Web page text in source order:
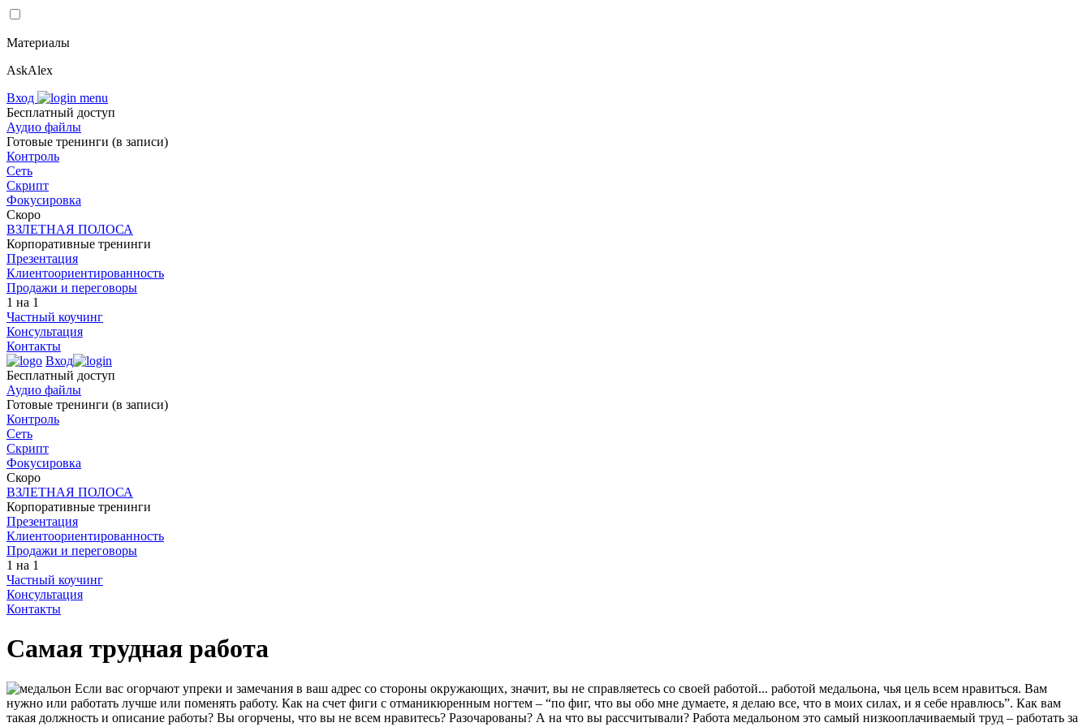
Материалы
AskAlex
Вход
Бесплатный доступ
Аудио файлы
Готовые тренинги (в записи)
Контроль
Сеть
Скрипт
Фокусировка
Скоро
ВЗЛЕТНАЯ ПОЛОСА
Корпоративные тренинги
Презентация
Клиент­оориен­ти­ро­ван­ность
Продажи и переговоры
1 на 1
Частный коучинг
Консультация
Контакты
Вход
Бесплатный доступ
Аудио файлы
Готовые тренинги (в записи)
Контроль
Сеть
Скрипт
Фокусировка
Скоро
ВЗЛЕТНАЯ ПОЛОСА
Корпоративные тренинги
Презентация
Клиент­оориен­ти­ро­ван­ность
Продажи и переговоры
1 на 1
Частный коучинг
Консультация
Контакты
Самая трудная работа
Если вас огорчают упреки и замечания в ваш адрес со стороны окружающих, значит, вы не справляетесь со своей работой... работой медальона, чья цель всем нравиться. Вам
нужно или работать лучше или поменять работу. Как на счет фиги с отманикюренным ногтем – “по фиг, что вы обо мне думаете, я делаю все, что в моих силах, и я себе нравлюсь”. Как вам
такая должность и описание работы? Вы огорчены, что вы не всем нравитесь? Разочарованы? А на что вы рассчитывали? Работа медальоном это самый низкооплачиваемый труд – работать за